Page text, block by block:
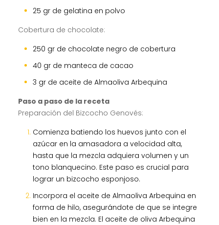
25 gr de gelatina en polvo
Cobertura de chocolate:
250 gr de chocolate negro de cobertura
40 gr de manteca de cacao
3 gr de aceite de Almaoliva Arbequina
Paso a paso de la receta
Preparación del Bizcocho Genovés:
Comienza batiendo los huevos junto con el
azúcar en la amasadora a velocidad alta,
hasta que la mezcla adquiera volumen y un
tono blanquecino. Este paso es crucial para
lograr un bizcocho esponjoso.
Incorpora el aceite de Almaoliva Arbequina en
forma de hilo, asegurándote de que se integre
bien en la mezcla. El aceite de oliva Arbequina